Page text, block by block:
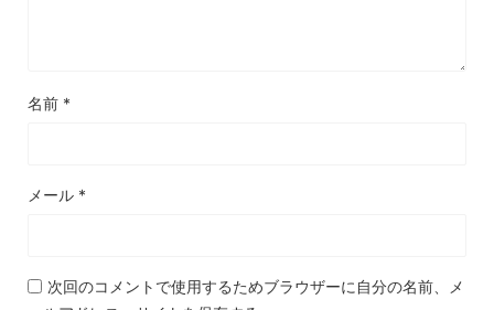
名前 *
メール *
次回のコメントで使用するためブラウザーに自分の名前、メ